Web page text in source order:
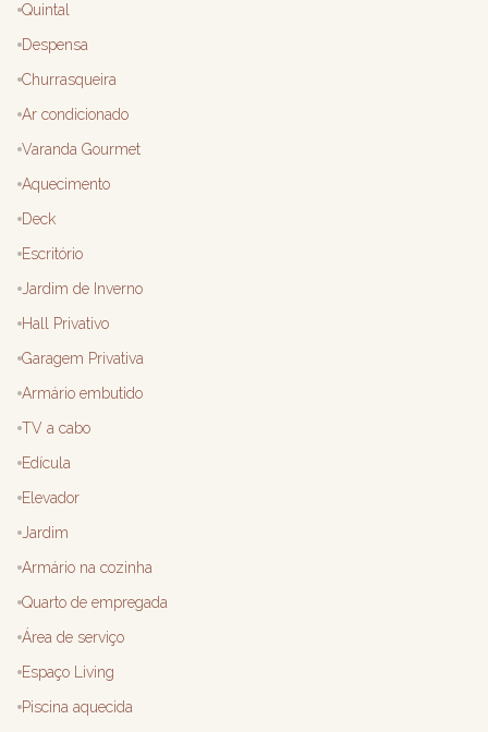
Quintal
Despensa
Churrasqueira
Ar condicionado
Varanda Gourmet
Aquecimento
Deck
Escritório
Jardim de Inverno
Hall Privativo
Garagem Privativa
Armário embutido
TV a cabo
Edícula
Elevador
Jardim
Armário na cozinha
Quarto de empregada
Área de serviço
Espaço Living
Piscina aquecida